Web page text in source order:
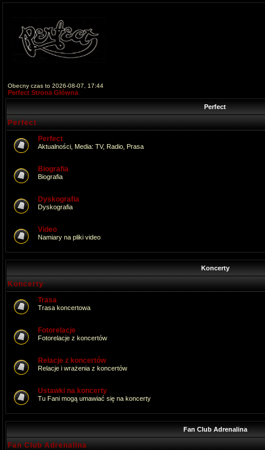
Obecny czas to 2026-08-07, 17:44
Perfect Strona Główna
Perfect
Perfect
Perfect
Aktualności, Media: TV, Radio, Prasa
Biografia
Biografia
Dyskografia
Dyskografia
Video
Namiary na pliki video
Koncerty
Koncerty
Trasa
Trasa koncertowa
Fotorelacje
Fotorelacje z koncertów
Relacje z koncertów
Relacje i wrażenia z koncertów
Ustawki na koncerty
Tu Fani mogą umawiać się na koncerty
Fan Club Adrenalina
Fan Club Adrenalina